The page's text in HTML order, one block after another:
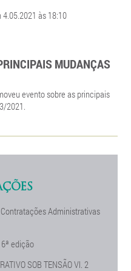
às 18:10
MUDANÇAS
evento sobre as principais
2021.
Administrativas
edição
SOB TENSÃO Vl. 2